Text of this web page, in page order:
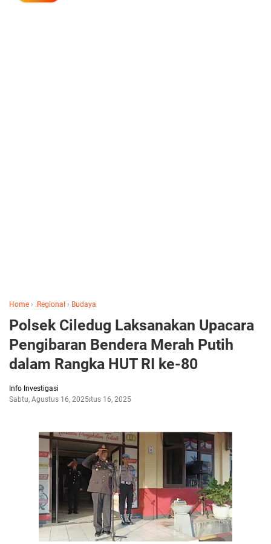
Home › .Regional › Budaya
Polsek Ciledug Laksanakan Upacara
Pengibaran Bendera Merah Putih
dalam Rangka HUT RI ke-80
Info Investigasi
Sabtu, Agustus 16, 2025Agustus 16, 2025